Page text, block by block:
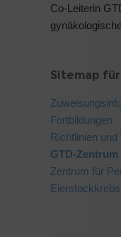
Co-Leiterin
Sitemap
Fortbildungen
Richtlinien und
GTD-Zentrum
Zentrum für
Eierstockkrebs